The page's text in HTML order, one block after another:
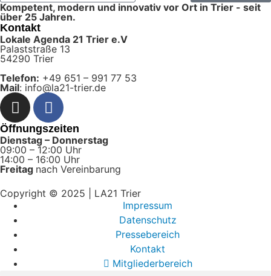
Kompetent, modern und innovativ vor Ort in Trier - seit
über 25 Jahren.
Kontakt
Lokale Agenda 21 Trier e.V
Palaststraße 13
54290 Trier
Telefon: +49 651 – 991 77 53
Mail: info@la21-trier.de
Öffnungszeiten
Dienstag – Donnerstag
09:00 – 12:00 Uhr
14:00 – 16:00 Uhr
Freitag nach Vereinbarung
Copyright © 2025 | LA21 Trier
Impressum
Datenschutz
Pressebereich
Kontakt
Mitgliederbereich